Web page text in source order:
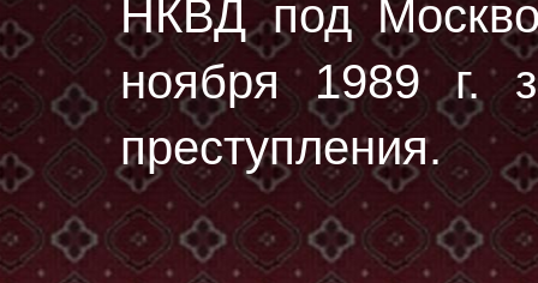
НКВД под
ноября 1989 г.
преступления.